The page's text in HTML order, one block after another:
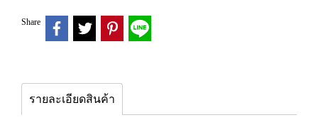
Share
รายละเอียดสินค้า